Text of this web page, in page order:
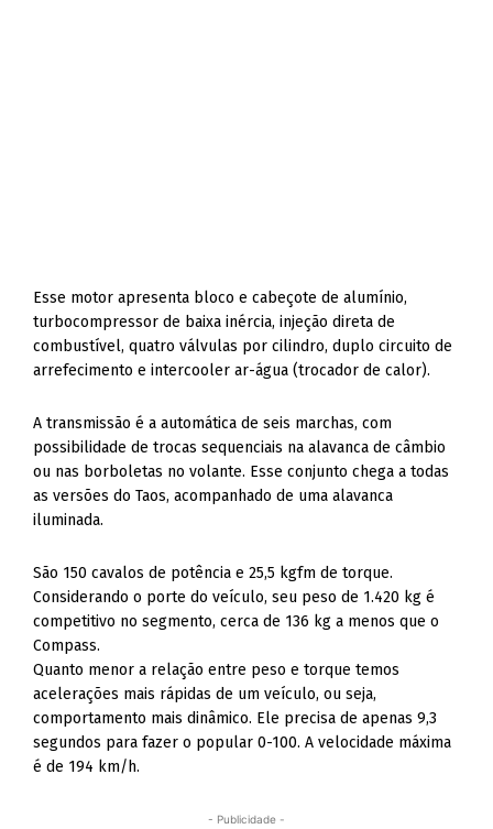
Esse motor apresenta bloco e cabeçote de alumínio,
turbocompressor de baixa inércia, injeção direta de
combustível, quatro válvulas por cilindro, duplo circuito de
arrefecimento e intercooler ar-água (trocador de calor).
A transmissão é a automática de seis marchas, com
possibilidade de trocas sequenciais na alavanca de câmbio
ou nas borboletas no volante. Esse conjunto chega a todas
as versões do Taos, acompanhado de uma alavanca
iluminada.
São 150 cavalos de potência e 25,5 kgfm de torque.
Considerando o porte do veículo, seu peso de 1.420 kg é
competitivo no segmento, cerca de 136 kg a menos que o
Compass.
Quanto menor a relação entre peso e torque temos
acelerações mais rápidas de um veículo, ou seja,
comportamento mais dinâmico. Ele precisa de apenas 9,3
segundos para fazer o popular 0-100. A velocidade máxima
é de 194 km/h.
- Publicidade -